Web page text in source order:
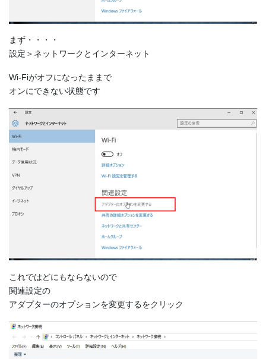
まず・・・・
設定＞ネットワークとインターネット
Wi-Fiがオフになったままで
オンにできない状態です
これではどにもならないので
関連設定の
アダプターのオプションを変更するをクリック